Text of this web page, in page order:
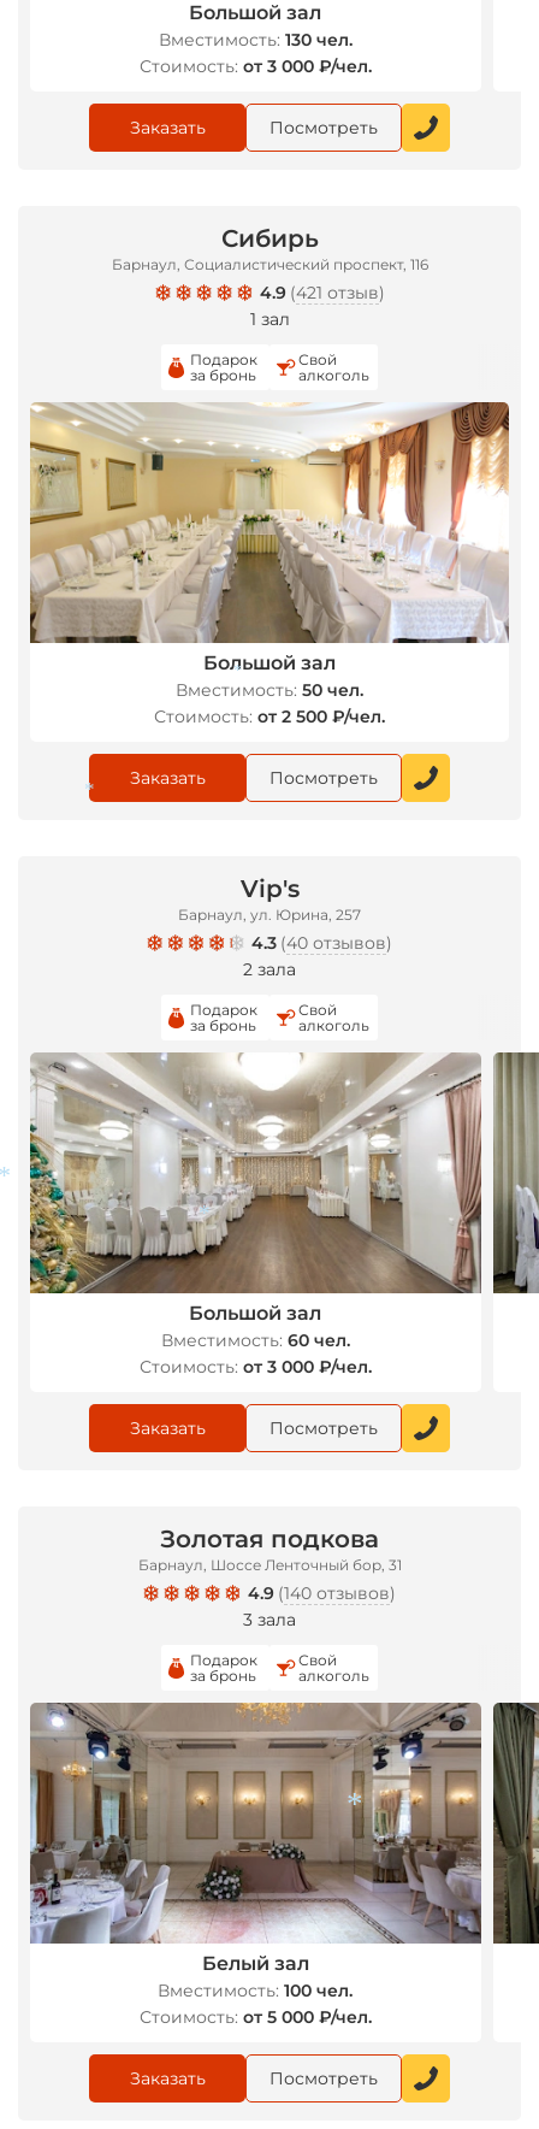
Большой зал
Вместимость: 130 чел.
Стоимость: от 3 000 ₽/чел.
Заказать Посмотреть
Сибирь
Барнаул, Социалистический проспект, 116
4.9 (421 отзыв)
1 зал
Подарок
за бронь
Свой
алкоголь
Большой зал
Вместимость: 50 чел.
Стоимость: от 2 500 ₽/чел.
Заказать Посмотреть
Vip's
Барнаул, ул. Юрина, 257
4.3 (40 отзывов)
2 зала
Подарок
за бронь
Свой
алкоголь
Большой зал
Вместимость: 60 чел.
Стоимость: от 3 000 ₽/чел.
Заказать Посмотреть
Золотая подкова
Барнаул, Шоссе Ленточный бор, 31
4.9 (140 отзывов)
3 зала
Подарок
за бронь
Свой
алкоголь
Белый зал
Вместимость: 100 чел.
Стоимость: от 5 000 ₽/чел.
Заказать Посмотреть
*
*